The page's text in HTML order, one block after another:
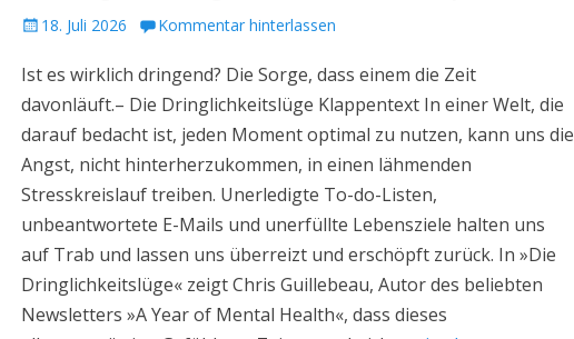
Veröffentlicht
18. Juli 2026 Kommentar hinterlassen
Ist es wirklich dringend? Die Sorge, dass einem die Zeit
davonläuft.– Die Dringlichkeitslüge Klappentext In einer Welt, die
darauf bedacht ist, jeden Moment optimal zu nutzen, kann uns die
Angst, nicht hinterherzukommen, in einen lähmenden
Stresskreislauf treiben. Unerledigte To-do-Listen,
unbeantwortete E-Mails und unerfüllte Lebensziele halten uns
auf Trab und lassen uns überreizt und erschöpft zurück. In »Die
Dringlichkeitslüge« zeigt Chris Guillebeau, Autor des beliebten
Newsletters »A Year of Mental Health«, dass dieses